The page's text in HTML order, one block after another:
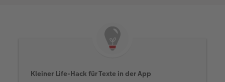
Kleiner Life-Hack für Texte in der App